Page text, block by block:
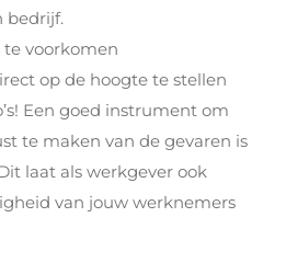
bedrijf.
te voorkomen
op de hoogte te stellen
! Een goed instrument om
te maken van de gevaren is
laat als werkgever ook
van jouw werknemers